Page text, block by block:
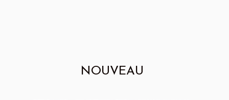
NOUVEAU